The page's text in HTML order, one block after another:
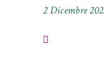
2 Dicembre